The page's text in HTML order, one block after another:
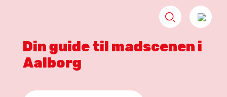
Din guide til madscenen i
Aalborg